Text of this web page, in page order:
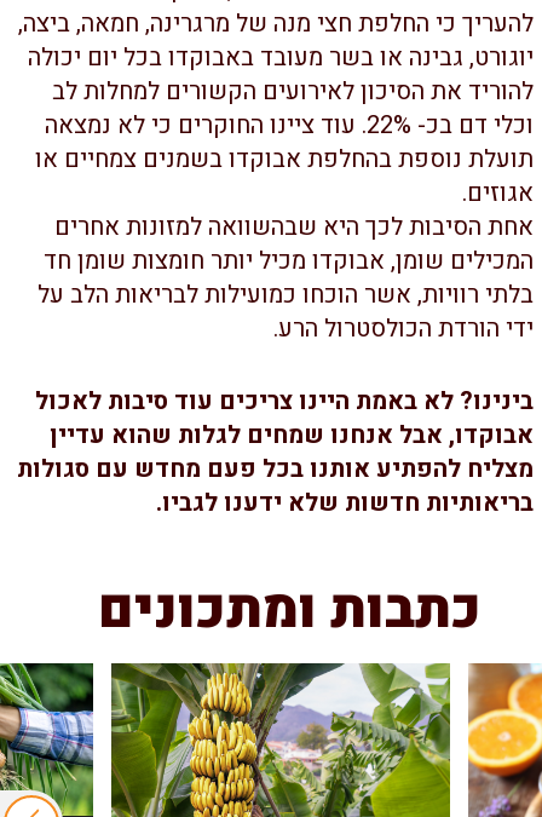
כי החלפת חצי מנה של מרגרינה, חמאה, ביצה,
גבינה או בשר מעובד באבוקדו בכל יום יכולה
את הסיכון לאירועים הקשורים למחלות לב
וכלי דם בכ- 22%. עוד ציינו החוקרים כי לא נמצאה
נוספת בהחלפת אבוקדו בשמנים צמחיים או
הסיבות לכך היא שבהשוואה למזונות אחרים
שומן, אבוקדו מכיל יותר חומצות שומן חד
רוויות, אשר הוכחו כמועילות לבריאות הלב על
הורדת הכולסטרול הרע.
לא באמת היינו צריכים עוד סיבות לאכול
אבל אנחנו שמחים לגלות שהוא עדיין
להפתיע אותנו בכל פעם מחדש עם סגולות
חדשות שלא ידענו לגביו.
כתבות ומתכונים